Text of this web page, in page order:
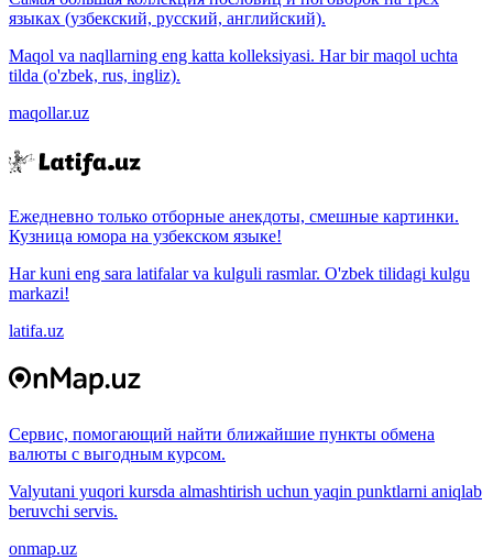
языках (узбекский, русский, английский).
Maqol va naqllarning eng katta kolleksiyasi. Har bir maqol uchta
tilda (o'zbek, rus, ingliz).
maqollar.uz
Ежедневно только отборные анекдоты, смешные картинки.
Кузница юмора на узбекском языке!
Har kuni eng sara latifalar va kulguli rasmlar. O'zbek tilidagi kulgu
markazi!
latifa.uz
Сервис, помогающий найти ближайшие пункты обмена
валюты с выгодным курсом.
Valyutani yuqori kursda almashtirish uchun yaqin punktlarni aniqlab
beruvchi servis.
onmap.uz